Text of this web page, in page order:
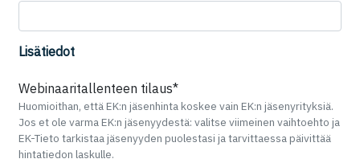
Lisätiedot
Webinaaritallenteen tilaus*Kenttä on piilotettu
Huomioithan, että EK:n jäsenhinta koskee vain EK:n jäsenyrityksiä.
Jos et ole varma EK:n jäsenyydestä: valitse viimeinen vaihtoehto ja
EK-Tieto tarkistaa jäsenyyden puolestasi ja tarvittaessa päivittää
hintatiedon laskulle.